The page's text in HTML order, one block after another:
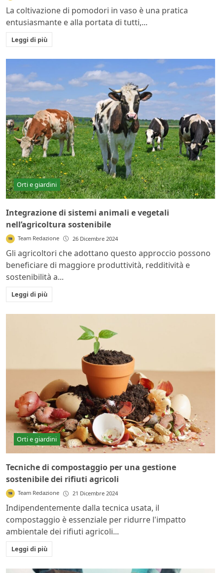
La coltivazione di pomodori in vaso è una pratica
entusiasmante e alla portata di tutti,...
Leggi di più
Orti e giardini
Integrazione di sistemi animali e vegetali
nell’agricoltura sostenibile
Team Redazione 26 Dicembre 2024
Gli agricoltori che adottano questo approccio possono
beneficiare di maggiore produttività, redditività e
sostenibilità a...
Leggi di più
Orti e giardini
Tecniche di compostaggio per una gestione
sostenibile dei rifiuti agricoli
Team Redazione 21 Dicembre 2024
Indipendentemente dalla tecnica usata, il
compostaggio è essenziale per ridurre l'impatto
ambientale dei rifiuti agricoli...
Leggi di più